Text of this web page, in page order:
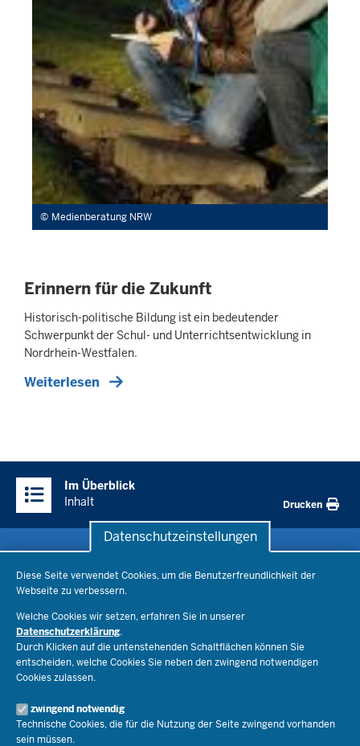
Datenschutzeinstellungen
Diese Seite verwendet Cookies, um die Benutzerfreundlichkeit der
Webseite zu verbessern.
Welche Cookies wir setzen, erfahren Sie in unserer
Datenschutzerklärung.
Durch Klicken auf die untenstehenden Schaltflächen können Sie
entscheiden, welche Cookies Sie neben den zwingend notwendigen
Cookies zulassen.
zwingend notwendig
Technische Cookies, die für die Nutzung der Seite zwingend vorhanden
sein müssen.
Medienberatung NRW
Erinnern für die Zukunft
Historisch-politische Bildung ist ein bedeutender
Schwerpunkt der Schul- und Unterrichtsentwicklung in
Nordrhein-Westfalen.
Weiterlesen
Inhalte
Im Überblick
Inhalt
Drucken
Bildungsthemen
Lehrkräfte
Recht
Schulleben
Ministerium
Ministerin Dorothee Feller
Staatssekretär Dr. Urban Mauer
Open Government
Bibliothek
Presse
Pressefotos
Social Media
Service
Schule(n) suchen